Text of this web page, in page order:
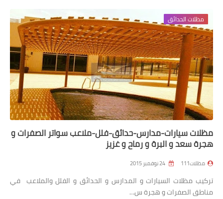
رابط فرعي
رابط فرعي
رابط فرعي
مظلات الحدائق
مظلات سيارات-مدارس-حدائق-فلل-ملاعب سواتر الصفرات و
هجرة سعد و البرة و رماح و غزيز
مظلات111
تركيب مظلات السيارات و المدارس و الحدائق و الفلل والملاعب في
مناطق الصفرات و هجرة س…